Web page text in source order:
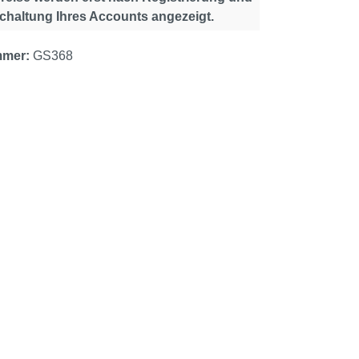
Ihres Accounts angezeigt.
GS368